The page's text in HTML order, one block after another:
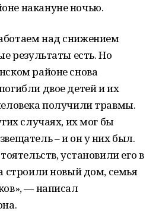
накануне ночью.
над снижением
результаты есть. Но
районе снова
двое детей и их
получили травмы.
случаях, их мог бы
– и он у них был.
установили его в
строили новый дом, семья
— написал